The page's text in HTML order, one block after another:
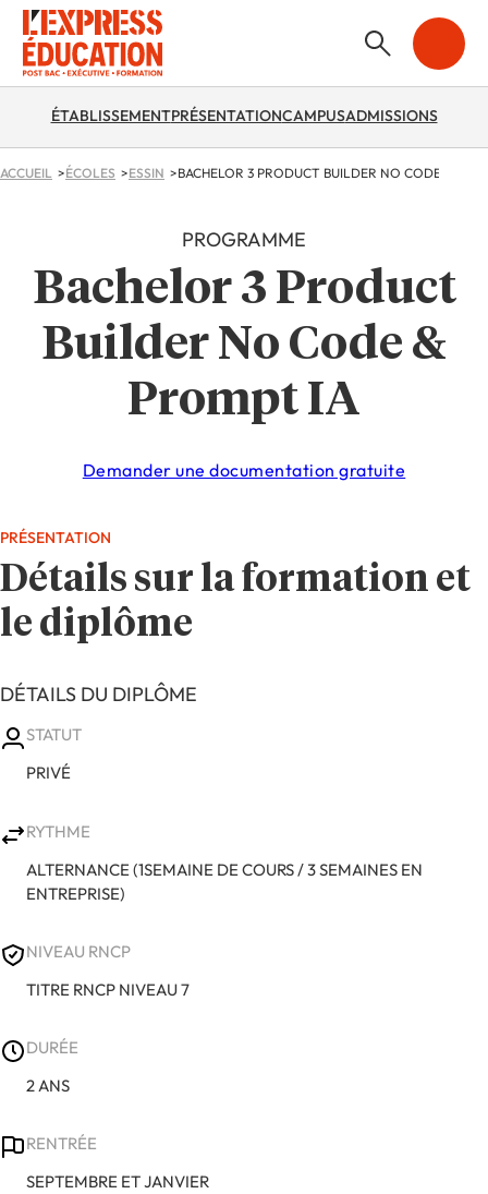
ÉTABLISSEMENTPRÉSENTATIONCAMPUSADMISSIONS
ACCUEIL ÉCOLES ESSIN BACHELOR 3 PRODUCT BUILDER NO CODE &
PROGRAMME
Bachelor 3 Product
Builder No Code &
Prompt IA
Demander une documentation gratuite
PRÉSENTATION
Détails sur la formation et
le diplôme
DÉTAILS DU DIPLÔME
STATUT
PRIVÉ
RYTHME
ALTERNANCE (1SEMAINE DE COURS / 3 SEMAINES EN
ENTREPRISE)
NIVEAU RNCP
TITRE RNCP NIVEAU 7
DURÉE
2 ANS
RENTRÉE
SEPTEMBRE ET JANVIER